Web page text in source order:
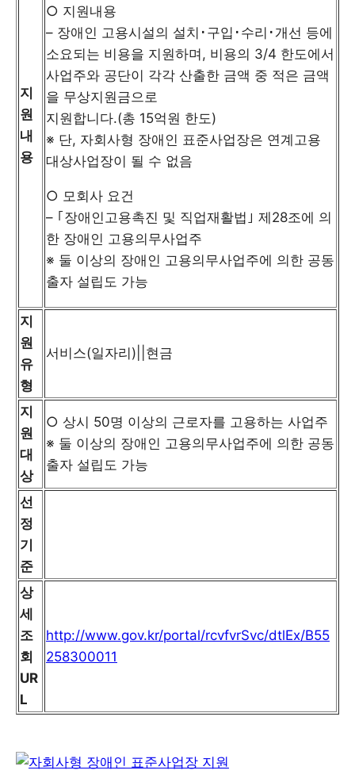
지
원
내
용
○ 지원내용
– 장애인 고용시설의 설치･구입･수리･개선 등에
소요되는 비용을 지원하며, 비용의 3/4 한도에서
사업주와 공단이 각각 산출한 금액 중 적은 금액
을 무상지원금으로
지원합니다.(총 15억원 한도)
※ 단, 자회사형 장애인 표준사업장은 연계고용
대상사업장이 될 수 없음
○ 모회사 요건
– ｢장애인고용촉진 및 직업재활법｣ 제28조에 의
한 장애인 고용의무사업주
※ 둘 이상의 장애인 고용의무사업주에 의한 공동
출자 설립도 가능
지
원
유
형
서비스(일자리)||현금
지
원
대
상
○ 상시 50명 이상의 근로자를 고용하는 사업주
※ 둘 이상의 장애인 고용의무사업주에 의한 공동
출자 설립도 가능
선
정
기
준
상
세
조
회
UR
L
http://www.gov.kr/portal/rcvfvrSvc/dtlEx/B55
258300011